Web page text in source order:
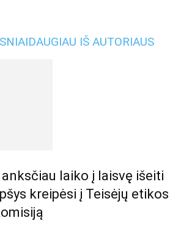
DAUGIAU IŠ AUTORIAUS
laiko į laisvę išeiti
kreipėsi į Teisėjų etikos